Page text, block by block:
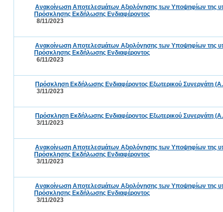
Ανακοίνωση Αποτελεσμάτων Αξιολόγησης των Υποψηφίων της
Πρόσκλησης Εκδήλωσης Ενδιαφέροντος
8/11/2023
Ανακοίνωση Αποτελεσμάτων Αξιολόγησης των Υποψηφίων της
Πρόσκλησης Εκδήλωσης Ενδιαφέροντος
6/11/2023
Πρόσκληση Εκδήλωσης Ενδιαφέροντος Εξωτερικού Συνεργάτη
3/11/2023
Πρόσκληση Εκδήλωσης Ενδιαφέροντος Εξωτερικού Συνεργάτη
3/11/2023
Ανακοίνωση Αποτελεσμάτων Αξιολόγησης των Υποψηφίων της
Πρόσκλησης Εκδήλωσης Ενδιαφέροντος
3/11/2023
Ανακοίνωση Αποτελεσμάτων Αξιολόγησης των Υποψηφίων της
Πρόσκλησης Εκδήλωσης Ενδιαφέροντος
3/11/2023